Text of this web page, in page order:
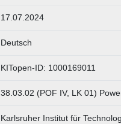
17.07.2024
Deutsch
KITopen-ID: 1000169011
38.03.02 (POF IV, LK 01)
Karlsruher Institut für